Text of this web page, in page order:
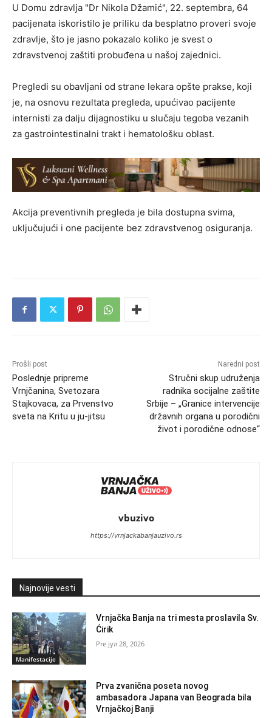
U Domu zdravlja "Dr Nikola Džamić", 22. septembra, 64
pacijenata iskoristilo je priliku da besplatno proveri svoje
zdravlje, što je jasno pokazalo koliko je svest o
zdravstvenoj zaštiti probuđena u našoj zajednici.
Pregledi su obavljani od strane lekara opšte prakse, koji
je, na osnovu rezultata pregleda, upućivao pacijente
internisti za dalju dijagnostiku u slučaju tegoba vezanih
za gastrointestinalni trakt i hematološku oblast.
Akcija preventivnih pregleda je bila dostupna svima,
uključujući i one pacijente bez zdravstvenog osiguranja.
Prošli post
Poslednje pripreme
Vrnjčanina, Svetozara
Stajkovaca, za Prvenstvo
sveta na Kritu u ju-jitsu
Naredni post
Stručni skup udruženja
radnika socijalne zaštite
Srbije – „Granice intervencije
državnih organa u porodični
život i porodične odnose“
vbuzivo
https://vrnjackabanjauzivo.rs
Najnovije vesti
Manifestacije
Vrnjačka Banja na tri mesta proslavila Sv.
Ćirik
јул 28, 2026
Prva zvanična poseta novog
ambasadora Japana van Beograda bila
Vrnjačkoj Banji